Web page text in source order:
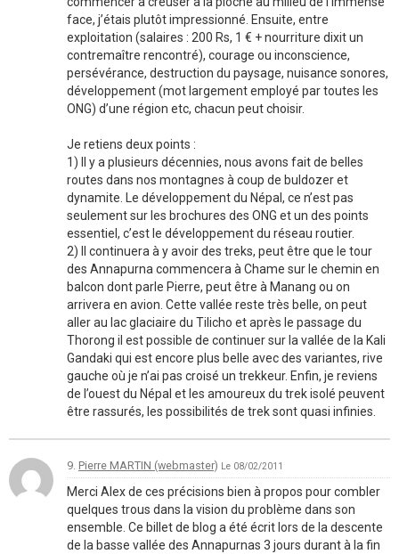
face, j’étais plutôt impressionné. Ensuite, entre
exploitation (salaires : 200 Rs, 1 € + nourriture dixit un
contremaître rencontré), courage ou inconscience,
persévérance, destruction du paysage, nuisance sonores,
développement (mot largement employé par toutes les
ONG) d’une région etc, chacun peut choisir.
Je retiens deux points :
1) Il y a plusieurs décennies, nous avons fait de belles
routes dans nos montagnes à coup de buldozer et
dynamite. Le développement du Népal, ce n’est pas
seulement sur les brochures des ONG et un des points
essentiel, c’est le développement du réseau routier.
2) Il continuera à y avoir des treks, peut être que le tour
des Annapurna commencera à Chame sur le chemin en
balcon dont parle Pierre, peut être à Manang ou on
arrivera en avion. Cette vallée reste très belle, on peut
aller au lac glaciaire du Tilicho et après le passage du
Thorong il est possible de continuer sur la vallée de la Kali
Gandaki qui est encore plus belle avec des variantes, rive
gauche où je n’ai pas croisé un trekkeur. Enfin, je reviens
de l’ouest du Népal et les amoureux du trek isolé peuvent
être rassurés, les possibilités de trek sont quasi infinies.
9. Pierre MARTIN (webmaster) Le 08/02/2011
Merci Alex de ces précisions bien à propos pour combler
quelques trous dans la vision du problème dans son
ensemble. Ce billet de blog a été écrit lors de la descente
de la basse vallée des Annapurnas 3 jours durant à la fin